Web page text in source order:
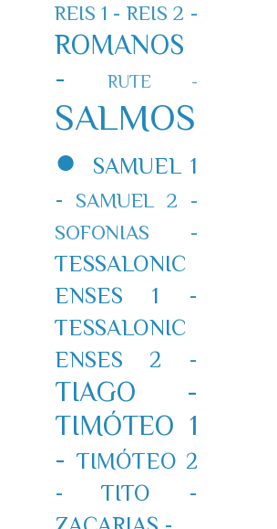
REIS 1 - REIS 2 -
ROMANOS
-
RUTE -
SALMOS
●
SAMUEL 1
-
SAMUEL 2 -
SOFONIAS -
TESSALONIC
ENSES 1 -
TESSALONIC
ENSES 2 -
TIAGO -
TIMÓTEO 1
- TIMÓTEO 2
-
TITO -